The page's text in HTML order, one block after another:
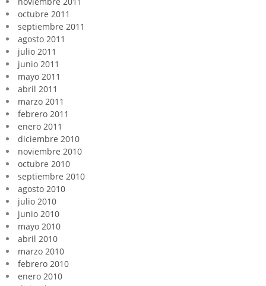
octubre 2011
septiembre 2011
agosto 2011
julio 2011
junio 2011
mayo 2011
abril 2011
marzo 2011
febrero 2011
enero 2011
diciembre 2010
noviembre 2010
octubre 2010
septiembre 2010
agosto 2010
julio 2010
junio 2010
mayo 2010
abril 2010
marzo 2010
febrero 2010
enero 2010